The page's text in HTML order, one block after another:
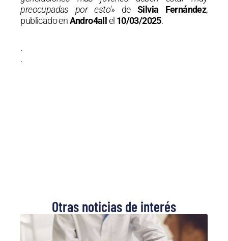
preocupadas por esto'» de Silvia Fernández,
publicado enAndro4allel 10/03/2025.
.
.
Otras noticias de interés